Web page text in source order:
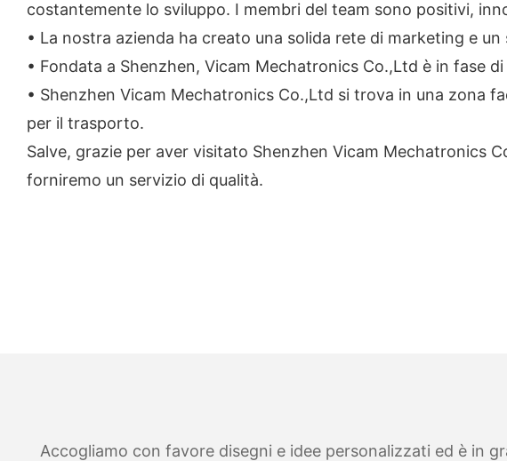
costantemente lo sviluppo. I membri del team sono positivi,
• La nostra azienda ha creato una solida rete di marketing e
• Fondata a Shenzhen, Vicam Mechatronics Co.,Ltd è in fase
• Shenzhen Vicam Mechatronics Co.,Ltd si trova in una zona
per il trasporto.
Salve, grazie per aver visitato Shenzhen Vicam Mechatronics
forniremo un servizio di qualità.
Accogliamo con favore disegni e idee personalizzati ed è in